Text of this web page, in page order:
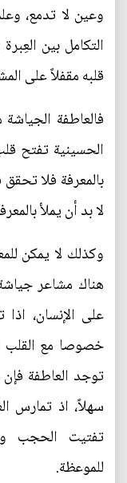
التكامل بين
قلبه مقفلاً على
فالعاطفة
الحسينية تفتح
بالمعرفة فلا
لا بد أن يملأ
وكذلك لا يمكن
هناك مشاعر
على الإنسان،
خصوصا مع القلب
توجد العاطفة
سهلاً، اذ تمارس
تفتيت الحجب
للموعظة.